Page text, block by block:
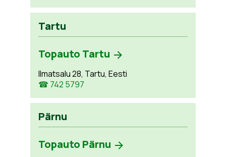
Tartu
Topauto Tartu
Ilmatsalu 28, Tartu, Eesti
☎ 742 5797
Pärnu
Topauto Pärnu